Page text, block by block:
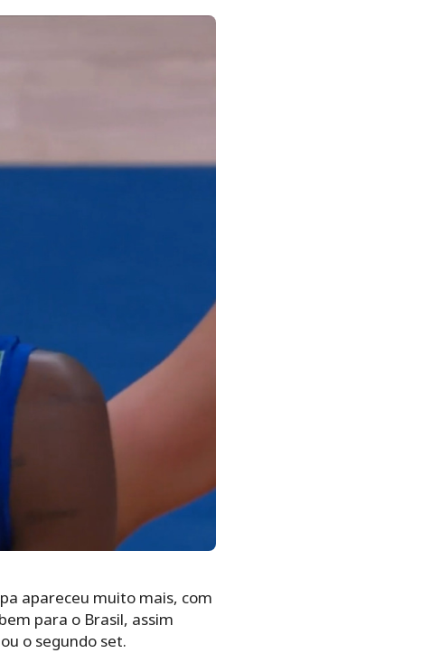
apareceu muito mais, com
para o Brasil, assim
o segundo set.